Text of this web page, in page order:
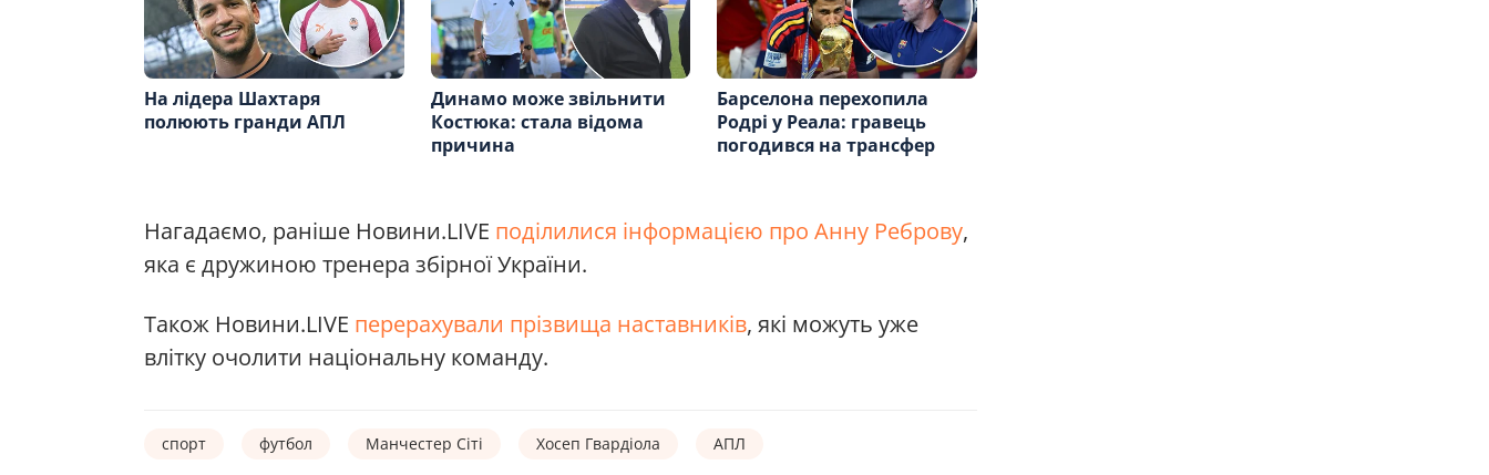
На лідера Шахтаря
полюють гранди АПЛ
Динамо може звільнити
Костюка: стала відома
причина
Барселона перехопила
Родрі у Реала: гравець
погодився на трансфер
Нагадаємо, раніше Новини.LIVE поділилися інформацією про Анну Реброву,
яка є дружиною тренера збірної України.
Також Новини.LIVE перерахували прізвища наставників, які можуть уже
влітку очолити національну команду.
спорт футбол Манчестер Сіті Хосеп Гвардіола АПЛ